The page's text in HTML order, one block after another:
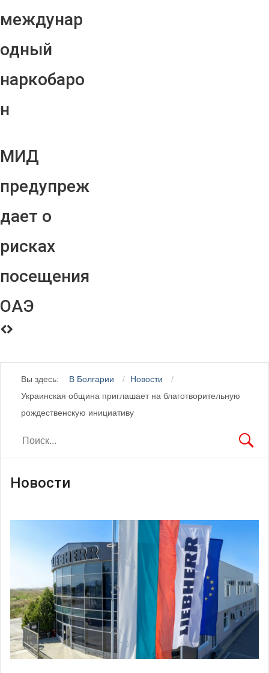
междунар
одный
наркобаро
н
МИД
предупреж
дает о
рисках
посещения
ОАЭ
Вы здесь: В Болгарии
Новости
Украинская община приглашает на благотворительную
рождественскую инициативу
Новости